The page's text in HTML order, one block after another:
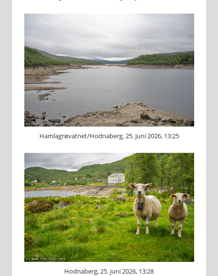
Hamlagrøvatnet/Hodnaberg, 25. juni 2026, 13:25
Hodnaberg, 25. juni 2026, 13:28